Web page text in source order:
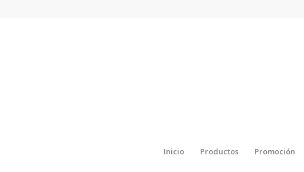
Inicio Productos Promoción